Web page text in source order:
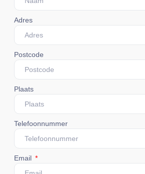
Adres
Postcode
Plaats
Telefoonnummer
Email